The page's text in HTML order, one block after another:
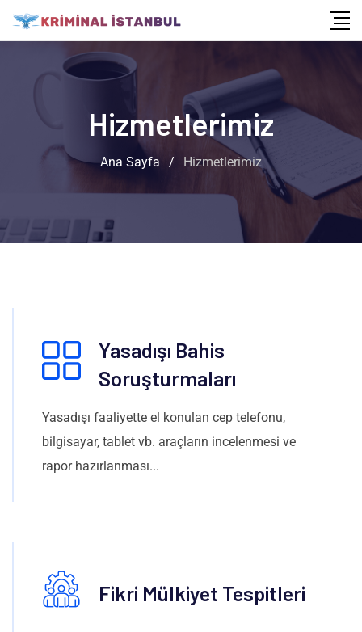
Hizmetlerimiz
Ana Sayfa / Hizmetlerimiz
Yasadışı Bahis
Soruşturmaları
Yasadışı faaliyette el konulan cep telefonu,
bilgisayar, tablet vb. araçların incelenmesi ve
rapor hazırlanması...
Fikri Mülkiyet Tespitleri